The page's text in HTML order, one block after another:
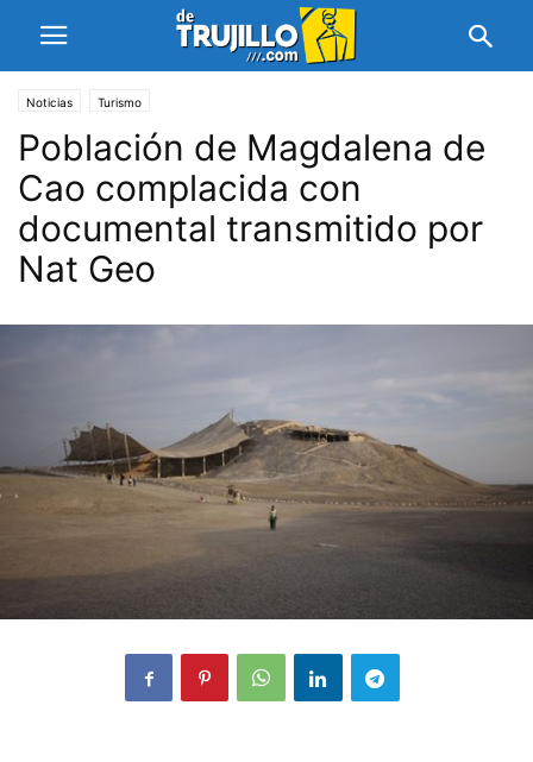
Noticias Turismo
Población de Magdalena de
Cao complacida con
documental transmitido por
Nat Geo